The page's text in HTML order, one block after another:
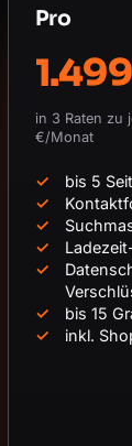
Pro
in 3 Raten zu
€/Monat
bis 5
bis 15
inkl.